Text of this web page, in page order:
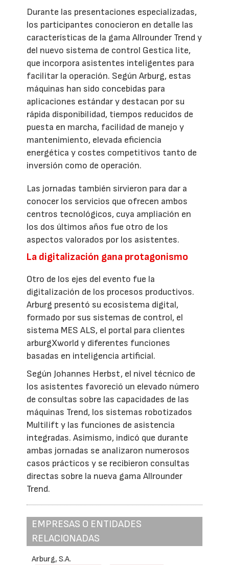
Durante las presentaciones especializadas,
los participantes conocieron en detalle las
características de la gama Allrounder Trend y
del nuevo sistema de control Gestica lite,
que incorpora asistentes inteligentes para
facilitar la operación. Según Arburg, estas
máquinas han sido concebidas para
aplicaciones estándar y destacan por su
rápida disponibilidad, tiempos reducidos de
puesta en marcha, facilidad de manejo y
mantenimiento, elevada eficiencia
energética y costes competitivos tanto de
inversión como de operación.
Las jornadas también sirvieron para dar a
conocer los servicios que ofrecen ambos
centros tecnológicos, cuya ampliación en
los dos últimos años fue otro de los
aspectos valorados por los asistentes.
La digitalización gana protagonismo
Otro de los ejes del evento fue la
digitalización de los procesos productivos.
Arburg presentó su ecosistema digital,
formado por sus sistemas de control, el
sistema MES ALS, el portal para clientes
arburgXworld y diferentes funciones
basadas en inteligencia artificial.
Según Johannes Herbst, el nivel técnico de
los asistentes favoreció un elevado número
de consultas sobre las capacidades de las
máquinas Trend, los sistemas robotizados
Multilift y las funciones de asistencia
integradas. Asimismo, indicó que durante
ambas jornadas se analizaron numerosos
casos prácticos y se recibieron consultas
directas sobre la nueva gama Allrounder
Trend.
EMPRESAS O ENTIDADES
RELACIONADAS
Arburg, S.A.